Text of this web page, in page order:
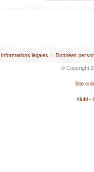
Informations légales | Données
© Copyright
Site
Kiubi -